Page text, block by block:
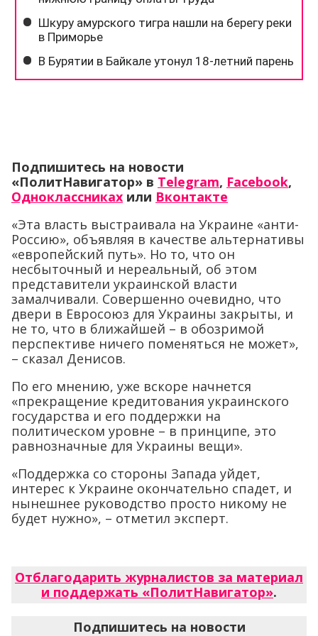
Подпишитесь на новости
«ПолитНавигатор» в Telegram, Facebook,
Одноклассниках или Вконтакте
«Эта власть выстраивала на Украине «анти-
Россию», объявляя в качестве альтернативы
«европейский путь». Но то, что он
несбыточный и нереальный, об этом
представители украинской власти
замалчивали. Совершенно очевидно, что
двери в Евросоюз для Украины закрыты, и
не то, что в ближайшей – в обозримой
перспективе ничего поменяться не может»,
– сказал Денисов.
По его мнению, уже вскоре начнется
«прекращение кредитования украинского
государства и его поддержки на
политическом уровне – в принципе, это
равнозначные для Украины вещи».
«Поддержка со стороны Запада уйдет,
интерес к Украине окончательно спадет, и
нынешнее руководство просто никому не
будет нужно», – отметил эксперт.
Отблагодарить журналистов за материал
и поддержать «ПолитНавигатор».
Подпишитесь на новости